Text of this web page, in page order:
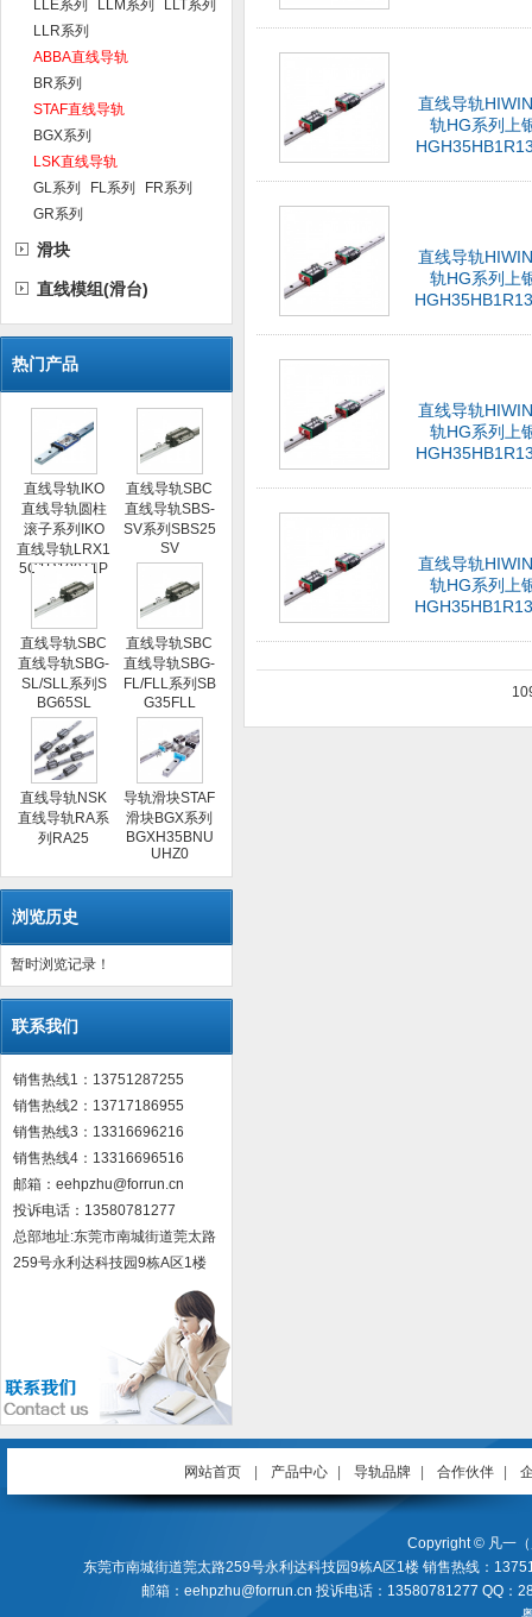
LLE系列
LLM系列
LLT系列
LLR系列
ABBA直线导轨
BR系列
STAF直线导轨
BGX系列
LSK直线导轨
GL系列
FL系列
FR系列
GR系列
滑块
直线模组(滑台)
热门产品
直线导轨IKO
直线导轨圆柱
滚子系列IKO
直线导轨LRX1
5C1R100T1P
S1
直线导轨SBC
直线导轨SBS-
SV系列SBS25
SV
直线导轨SBC
直线导轨SBG-
SL/SLL系列S
BG65SL
直线导轨SBC
直线导轨SBG-
FL/FLL系列SB
G35FLL
直线导轨NSK
直线导轨RA系
列RA25
导轨滑块STAF
滑块BGX系列
BGXH35BNU
UHZ0
浏览历史
暂时浏览记录！
联系我们
销售热线1：13751287255
销售热线2：13717186955
销售热线3：13316696216
销售热线4：13316696516
邮箱：eehpzhu@for​run.cn
投诉电话：13580781277
总部地址:东莞市南城街道莞太路
259号永利达科技园9栋A区1楼
直线导轨
轨HG系列上
直线导轨
轨HG系列上
直线导轨
轨HG系列上
直线导轨
轨HG系列上
网站首页 产品中心 导轨品牌 合作伙伴
Copyright © 凡一
东莞市南城街道莞太路259号永利达科技园9栋A区1楼 销售热线：
邮箱：eehpzhu@forrun.cn 投诉电话：13580781277 QQ